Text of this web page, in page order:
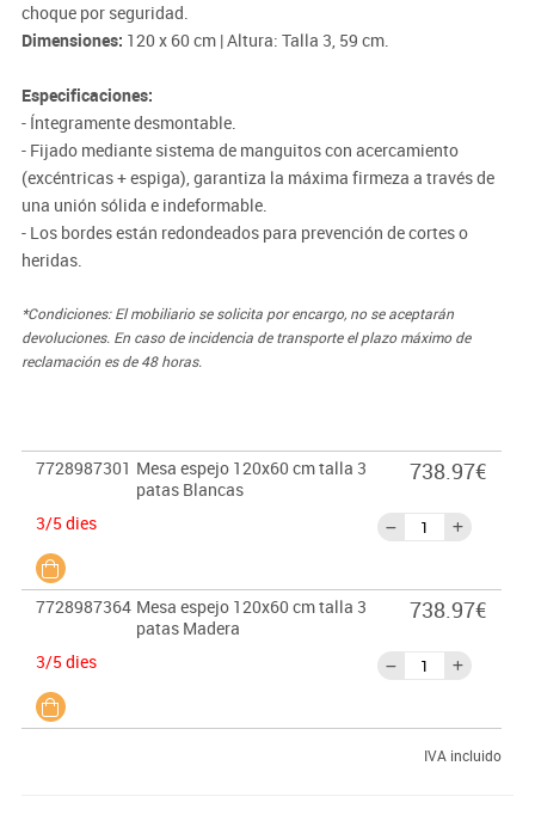
choque por seguridad.
Dimensiones: 120 x 60 cm | Altura: Talla 3, 59 cm.
Especificaciones:
- Íntegramente desmontable.
- Fijado mediante sistema de manguitos con acercamiento
(excéntricas + espiga), garantiza la máxima firmeza a través de
una unión sólida e indeformable.
- Los bordes están redondeados para prevención de cortes o
heridas.
*Condiciones: El mobiliario se solicita por encargo, no se aceptarán
devoluciones. En caso de incidencia de transporte el plazo máximo de
reclamación es de 48 horas.
7728987301 Mesa espejo 120x60 cm talla 3
patas Blancas
3/5 dies
738.97€
7728987364 Mesa espejo 120x60 cm talla 3
patas Madera
3/5 dies
738.97€
IVA incluido